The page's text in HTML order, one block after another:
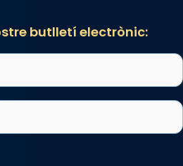
butlletí electrònic: